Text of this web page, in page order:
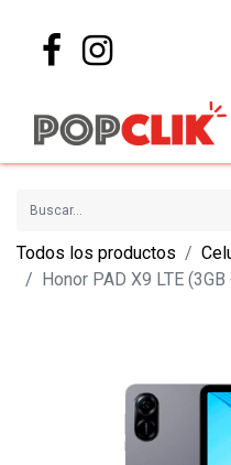
Todos los productos
Honor PAD X9 LTE (3GB